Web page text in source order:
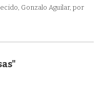
Gonzalo Aguilar, por